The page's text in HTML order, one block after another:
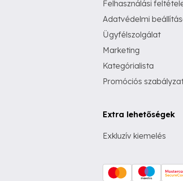
Felhasználási
Adatvédelmi
Ügyfélszolgálat
Marketing
Kategórialista
Promóciós
Extra lehetőségek
Exkluzív kiemelés